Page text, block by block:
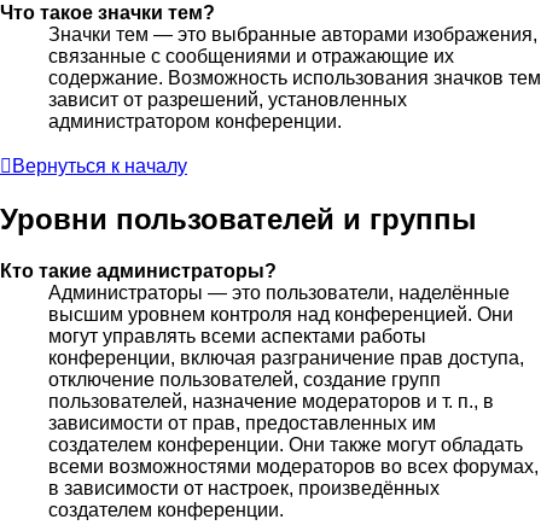
Что такое значки тем?
Значки тем — это выбранные авторами изображения,
связанные с сообщениями и отражающие их
содержание. Возможность использования значков тем
зависит от разрешений, установленных
администратором конференции.
Вернуться к началу
Уровни пользователей и группы
Кто такие администраторы?
Администраторы — это пользователи, наделённые
высшим уровнем контроля над конференцией. Они
могут управлять всеми аспектами работы
конференции, включая разграничение прав доступа,
отключение пользователей, создание групп
пользователей, назначение модераторов и т. п., в
зависимости от прав, предоставленных им
создателем конференции. Они также могут обладать
всеми возможностями модераторов во всех форумах,
в зависимости от настроек, произведённых
создателем конференции.